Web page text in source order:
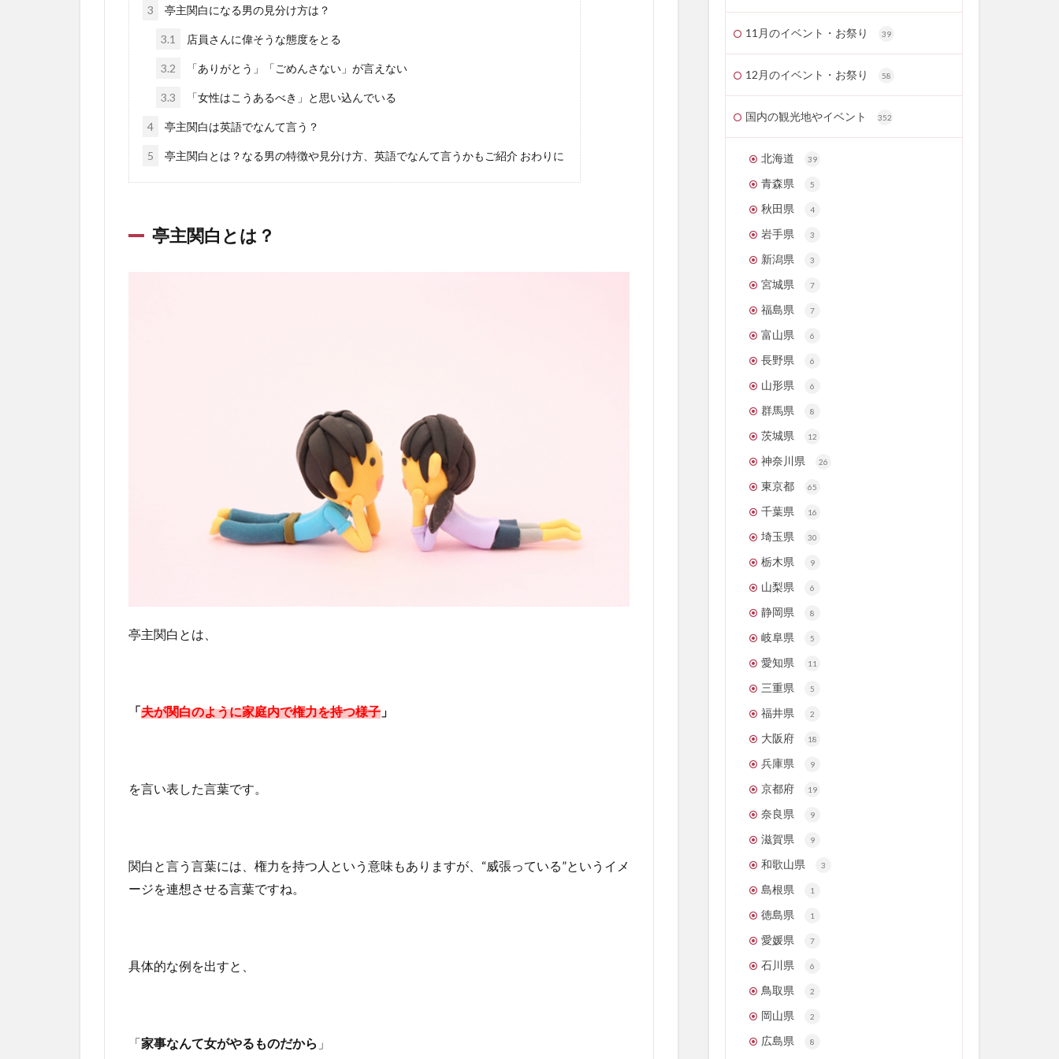
3 亭主関白になる男の見分け方は？
3.1 店員さんに偉そうな態度をとる
3.2 「ありがとう」「ごめんさない」が言えない
3.3 「女性はこうあるべき」と思い込んでいる
4 亭主関白は英語でなんて言う？
5 亭主関白とは？なる男の特徴や見分け方、英語でなんて言うかもご紹介 おわりに
亭主関白とは？
亭主関白とは、
「夫が関白のように家庭内で権力を持つ様子 」
を言い表した言葉です。
関白と言う言葉には、権力を持つ人という意味もありますが、“威張っている”というイメ
ージを連想させる言葉ですね。
具体的な例を出すと、
「家事なんて女がやるものだから 」
11月のイベント・お祭り 39
12月のイベント・お祭り 58
国内の観光地やイベント 352
北海道 39
青森県 5
秋田県 4
岩手県 3
新潟県 3
宮城県 7
福島県 7
富山県 6
長野県 6
山形県 6
群馬県 8
茨城県 12
神奈川県 26
東京都 65
千葉県 16
埼玉県 30
栃木県 9
山梨県 6
静岡県 8
岐阜県 5
愛知県 11
三重県 5
福井県 2
大阪府 18
兵庫県 9
京都府 19
奈良県 9
滋賀県 9
和歌山県 3
島根県 1
徳島県 1
愛媛県 7
石川県 6
鳥取県 2
岡山県 2
広島県 8